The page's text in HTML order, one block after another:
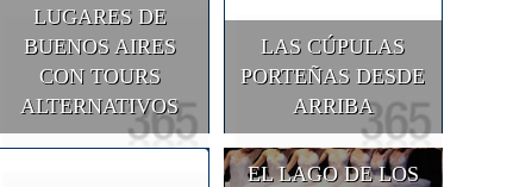
LUGARES DE
BUENOS AIRES
CON TOURS
ALTERNATIVOS
LAS CÚPULAS
PORTEÑAS DESDE
ARRIBA
EL LAGO DE LOS